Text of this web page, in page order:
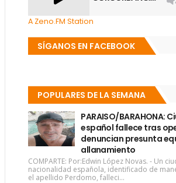
A Zeno.FM Station
SÍGANOS EN FACEBOOK
POPULARES DE LA SEMANA
PARAISO/BARAHONA:
español fallece tras
denuncian presunta
allanamiento
COMPARTE: Por:Edwin López Novas. - Un
nacionalidad española, identificado de
el apellido Perdomo, falleci...